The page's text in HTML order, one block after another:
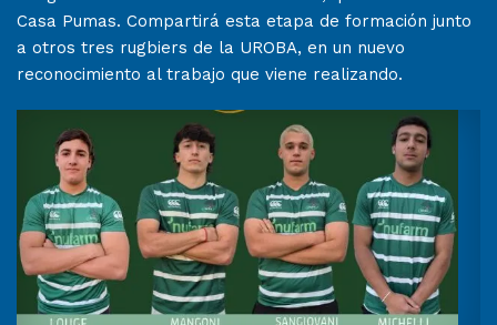
Casa Pumas. Compartirá esta etapa de formación junto
a otros tres rugbiers de la UROBA, en un nuevo
reconocimiento al trabajo que viene realizando.